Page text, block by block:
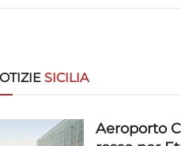
SICILIA
Aeroporto